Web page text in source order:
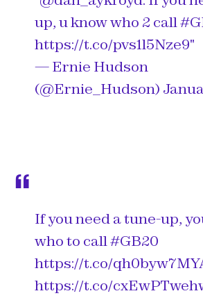
up, u know who 2 call
https://t.co/pvs1l5Nze9"
— Ernie Hudson
(@Ernie_Hudson)
If you need a tune-up,
who to call#GB20
https://t.co/
https://t.co/